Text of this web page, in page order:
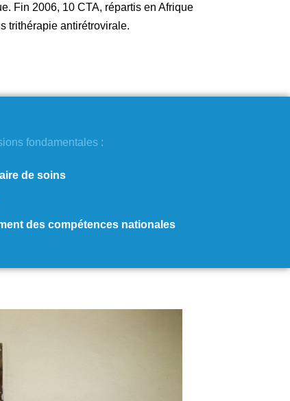
Fin 2006, 10 CTA, répartis en Afrique
trithérapie antirétrovirale.
fondamentales :
de soins
des compétences nationales